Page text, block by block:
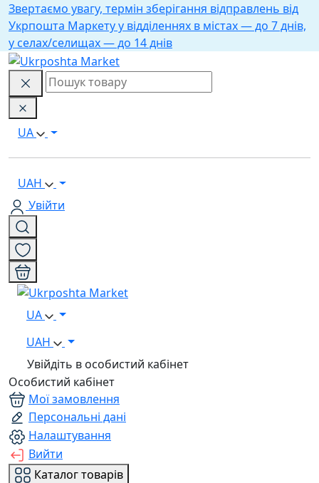
Звертаємо увагу, термін зберігання відправлень від
Укрпошта Маркету у відділеннях в містах — до 7 днів,
у селах/селищах — до 14 днів
UA
UAH
Увійти
UA
UAH
Увійдіть в особистий кабінет
Особистий кабінет
Мої замовлення
Персональні дані
Налаштування
Вийти
Каталог товарів